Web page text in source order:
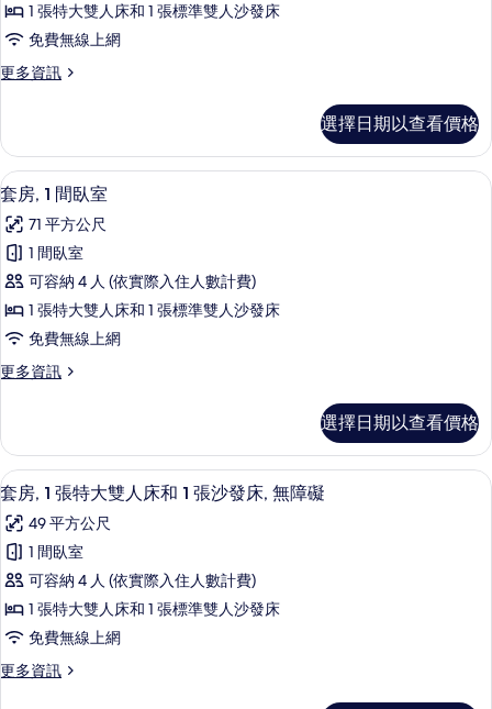
情
張
特
大
人
床
和
1
張
沙
發
床,
城
觀
的
所
有
相
片
1 張特大雙人床和 1 張標準雙人沙發床
免費無線上網
更多資訊
更
1
張
特
雙
人
和
張
沙
發
景
觀
的
詳
情
選擇日期以查看價格
顯
示
套
房,
1
間
臥
室
所
有
相
片
套房, 1 間臥室 | 低過敏寢具、客房內
7
套房, 1 間臥室
71 平方公尺
1 間臥室
可容納 4 人 (依實際入住人數計費)
1 張特大雙人床和 1 張標準雙人沙發床
免費無線上網
更多資訊
更
1
間
臥
的
詳
選擇日期以查看價格
顯
示
套
房,
1
張
特
大
淋浴/浴缸二合一、環保盥洗用品、吹
8
套房, 1 張特大雙人床和 1 張沙發床, 無障礙
49 平方公尺
1 間臥室
可容納 4 人 (依實際入住人數計費)
1 張特大雙人床和 1 張標準雙人沙發床
免費無線上網
更多資訊
更